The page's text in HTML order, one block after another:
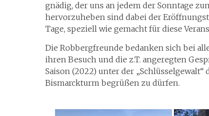
gnädig, der uns an jedem der Sonntage
hervorzuheben sind dabei der
Tage, speziell wie gemacht für diese
Die Robbergfreunde bedanken sich bei
ihren Besuch und die z.T. angeregten
Saison (2022) unter der
Bismarckturm begrüßen zu dürfen.